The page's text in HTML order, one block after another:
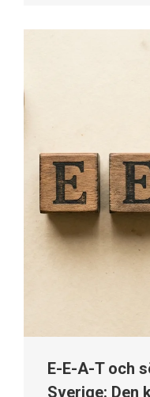
E-E-A-T och
Sverige: Den